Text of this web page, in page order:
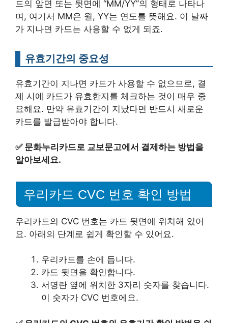
드의 앞면 또는 뒷면에 “MM/YY”의 형태로 나타나
며, 여기서 MM은 월, YY는 연도를 뜻해요. 이 날짜
가 지나면 카드는 사용할 수 없게 되죠.
유효기간의 중요성
유효기간이 지나면 카드가 사용할 수 없으므로, 결
제 시에 카드가 유효한지를 체크하는 것이 매우 중
요해요. 만약 유효기간이 지났다면 반드시 새로운
카드를 발급받아야 합니다.
✅ 문화누리카드로 교보문고에서 결제하는 방법을
알아보세요.
우리카드 CVC 번호 확인 방법
우리카드의 CVC 번호는 카드 뒷면에 위치해 있어
요. 아래의 단계로 쉽게 확인할 수 있어요.
우리카드를 손에 듭니다.
카드 뒷면을 확인합니다.
서명란 옆에 위치한 3자리 숫자를 찾습니다.
이 숫자가 CVC 번호에요.